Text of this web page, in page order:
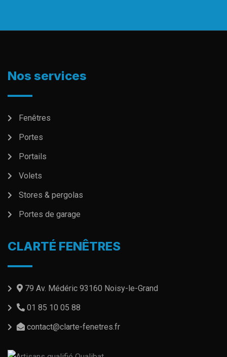
Nos services
Fenêtres
Portes
Portails
Volets
Stores & pergolas
Portes de garage
CLARTÉ FENÊTRES
79 Av. Médéric 93160 Noisy-le-Grand
01 85 10 05 88
contact@clarte-fenetres.fr